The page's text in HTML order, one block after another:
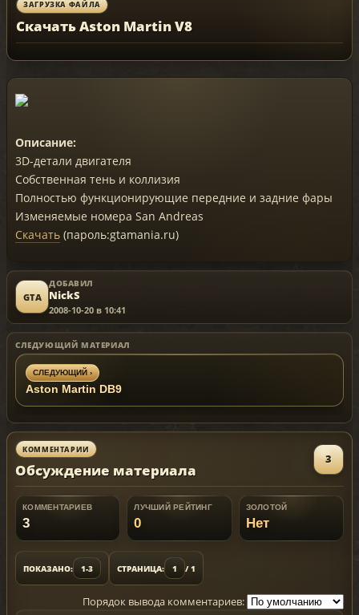
ЗАГРУЗКА ФАЙЛА
Скачать Aston Martin V8
Описание:
3D-детали двигателя
Собственная тень и коллизия
Полностью функционирующие передние и задние фары
Изменяемые номера San Andreas
Скачать (пароль:gtamania.ru)
GTA
ДОБАВИЛ
NickS
2008-10-20 в 10:41
СЛЕДУЮЩИЙ МАТЕРИАЛ
СЛЕДУЮЩИЙ ›
Aston Martin DB9
КОММЕНТАРИИ
Обсуждение материала
3
КОММЕНТАРИЕВ
3
ЛУЧШИЙ РЕЙТИНГ
0
ЗОЛОТОЙ
Нет
ПОКАЗАНО: 1-3 СТРАНИЦА: 1 / 1
Порядок вывода комментариев: